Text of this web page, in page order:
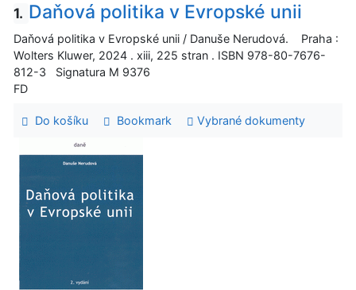
1. Daňová politika v Evropské unii
Daňová politika v Evropské unii / Danuše Nerudová. Praha :
Wolters Kluwer, 2024 . xiii, 225 stran . ISBN 978-80-7676-
812-3 Signatura M 9376
FD
Do košíku Bookmark Vybrané dokumenty